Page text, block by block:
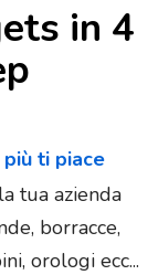
in 4
ti piace
tua azienda
borracce,
orologi ecc...